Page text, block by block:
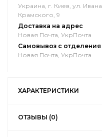
Украина, г. Киев, ул. Ивана
Крамского, 9
Доставка на адрес
Новая Почта, УкрПочта
Самовывоз с отделения
Новая Почта, УкрПочта
ХАРАКТЕРИСТИКИ
ОТЗЫВЫ (0)